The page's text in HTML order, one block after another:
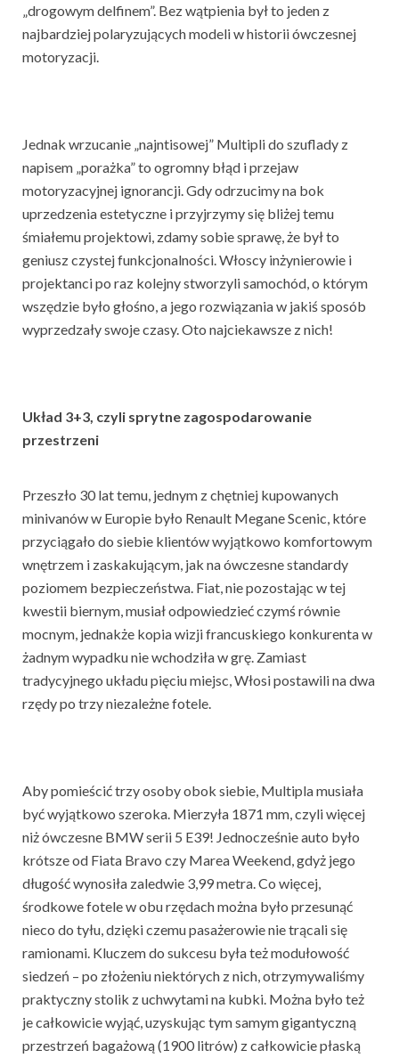
„drogowym delfinem”. Bez wątpienia był to jeden z
najbardziej polaryzujących modeli w historii ówczesnej
motoryzacji.
Jednak wrzucanie „najntisowej” Multipli do szuflady z
napisem „porażka” to ogromny błąd i przejaw
motoryzacyjnej ignorancji. Gdy odrzucimy na bok
uprzedzenia estetyczne i przyjrzymy się bliżej temu
śmiałemu projektowi, zdamy sobie sprawę, że był to
geniusz czystej funkcjonalności. Włoscy inżynierowie i
projektanci po raz kolejny stworzyli samochód, o którym
wszędzie było głośno, a jego rozwiązania w jakiś sposób
wyprzedzały swoje czasy. Oto najciekawsze z nich!
Układ 3+3, czyli sprytne zagospodarowanie
przestrzeni
Przeszło 30 lat temu, jednym z chętniej kupowanych
minivanów w Europie było Renault Megane Scenic, które
przyciągało do siebie klientów wyjątkowo komfortowym
wnętrzem i zaskakującym, jak na ówczesne standardy
poziomem bezpieczeństwa. Fiat, nie pozostając w tej
kwestii biernym, musiał odpowiedzieć czymś równie
mocnym, jednakże kopia wizji francuskiego konkurenta w
żadnym wypadku nie wchodziła w grę. Zamiast
tradycyjnego układu pięciu miejsc, Włosi postawili na dwa
rzędy po trzy niezależne fotele.
Aby pomieścić trzy osoby obok siebie, Multipla musiała
być wyjątkowo szeroka. Mierzyła 1871 mm, czyli więcej
niż ówczesne BMW serii 5 E39! Jednocześnie auto było
krótsze od Fiata Bravo czy Marea Weekend, gdyż jego
długość wynosiła zaledwie 3,99 metra. Co więcej,
środkowe fotele w obu rzędach można było przesunąć
nieco do tyłu, dzięki czemu pasażerowie nie trącali się
ramionami. Kluczem do sukcesu była też modułowość
siedzeń – po złożeniu niektórych z nich, otrzymywaliśmy
praktyczny stolik z uchwytami na kubki. Można było też
je całkowicie wyjąć, uzyskując tym samym gigantyczną
przestrzeń bagażową (1900 litrów) z całkowicie płaską